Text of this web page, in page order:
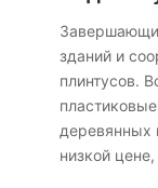
зданий и
плинтусов.
деревянных
низкой